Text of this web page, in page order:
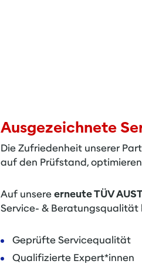
Ausgezeichnete
Die Zufriedenheit unserer
auf den Prüfstand,
Auf unsereerneuteTÜV
Service- & Beratungsqualität
Geprüfte Servicequalität
Qualifizierte Expert*innen